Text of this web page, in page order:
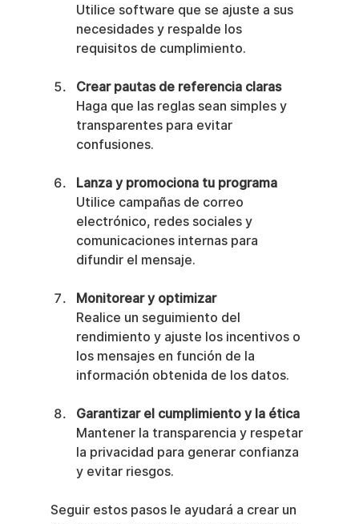
Utilice software que se ajuste a sus
necesidades y respalde los
requisitos de cumplimiento.
Crear pautas de referencia claras
Haga que las reglas sean simples y
transparentes para evitar
confusiones.
Lanza y promociona tu programa
Utilice campañas de correo
electrónico, redes sociales y
comunicaciones internas para
difundir el mensaje.
Monitorear y optimizar
Realice un seguimiento del
rendimiento y ajuste los incentivos o
los mensajes en función de la
información obtenida de los datos.
Garantizar el cumplimiento y la ética
Mantener la transparencia y respetar
la privacidad para generar confianza
y evitar riesgos.
Seguir estos pasos le ayudará a crear un